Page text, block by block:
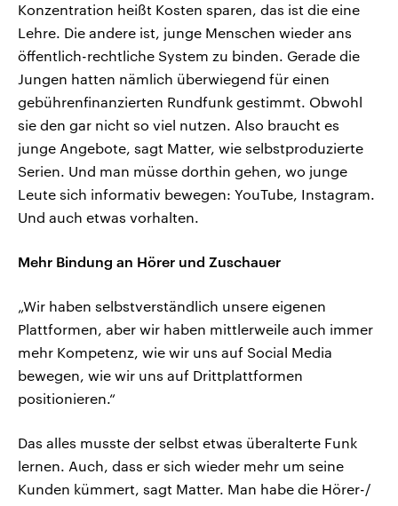
Konzentration heißt Kosten sparen, das ist die eine
Lehre. Die andere ist, junge Menschen wieder ans
öffentlich-rechtliche System zu binden. Gerade die
Jungen hatten nämlich überwiegend für einen
gebührenfinanzierten Rundfunk gestimmt. Obwohl
sie den gar nicht so viel nutzen. Also braucht es
junge Angebote, sagt Matter, wie selbstproduzierte
Serien. Und man müsse dorthin gehen, wo junge
Leute sich informativ bewegen: YouTube, Instagram.
Und auch etwas vorhalten.
Mehr Bindung an Hörer und Zuschauer
„Wir haben selbstverständlich unsere eigenen
Plattformen, aber wir haben mittlerweile auch immer
mehr Kompetenz, wie wir uns auf Social Media
bewegen, wie wir uns auf Drittplattformen
positionieren.“
Das alles musste der selbst etwas überalterte Funk
lernen. Auch, dass er sich wieder mehr um seine
Kunden kümmert, sagt Matter. Man habe die Hörer-/